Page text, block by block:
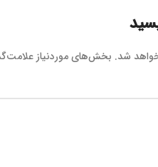
شد. بخش‌های موردنیاز